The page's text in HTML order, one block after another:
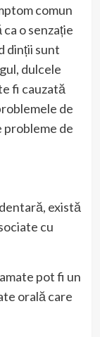
comun
o senzație
dinții sunt
dulcele
fi cauzată
de
probleme de
există
cu
pot fi un
orală care